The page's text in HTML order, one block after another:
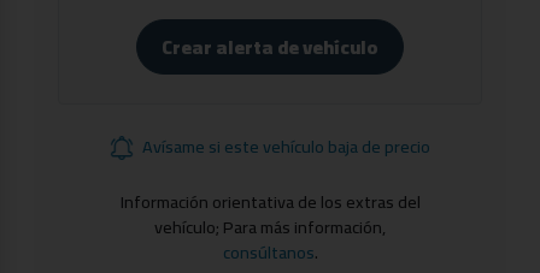
Crear alerta de vehículo
Avísame si este vehículo baja de precio
Información orientativa de los extras del
vehículo; Para más información,
consúltanos.